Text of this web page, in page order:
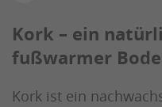
Kork – ein
fußwarmer
Kork ist ein